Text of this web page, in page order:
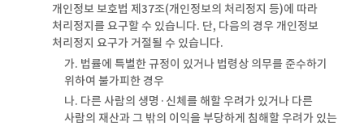
개인정보 보호법 제37조(개인정보의 처리정지 등)에 따라
처리정지를 요구할 수 있습니다. 단, 다음의 경우 개인정보
처리정지 요구가 거절될 수 있습니다.
가. 법률에 특별한 규정이 있거나 법령상 의무를 준수하기
위하여 불가피한 경우
나. 다른 사람의 생명·신체를 해할 우려가 있거나 다른
사람의 재산과 그 밖의 이익을 부당하게 침해할 우려가 있는